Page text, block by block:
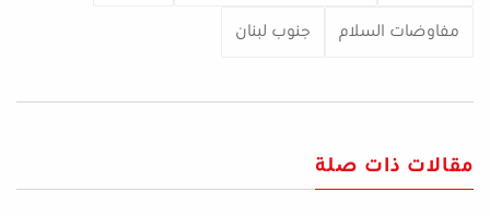
مفاوضات السلام جنوب لبنان
مقالات ذات صلة